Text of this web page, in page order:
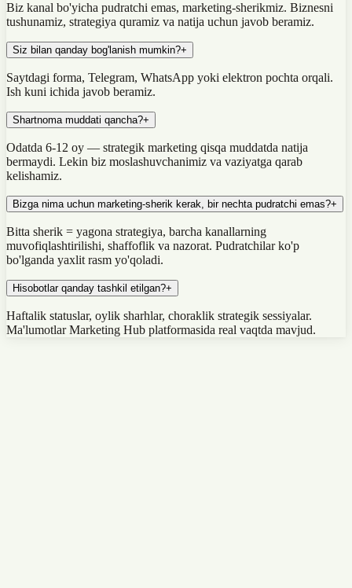
Biz kanal bo'yicha pudratchi emas, marketing-sherikmiz. Biznesni
tushunamiz, strategiya quramiz va natija uchun javob beramiz.
Siz bilan qanday bog'lanish mumkin?+
Saytdagi forma, Telegram, WhatsApp yoki elektron pochta orqali.
Ish kuni ichida javob beramiz.
Shartnoma muddati qancha?+
Odatda 6-12 oy — strategik marketing qisqa muddatda natija
bermaydi. Lekin biz moslashuvchanimiz va vaziyatga qarab
kelishamiz.
Bizga nima uchun marketing-sherik kerak, bir nechta pudratchi emas?+
Bitta sherik = yagona strategiya, barcha kanallarning
muvofiqlashtirilishi, shaffoflik va nazorat. Pudratchilar ko'p
bo'lganda yaxlit rasm yo'qoladi.
Hisobotlar qanday tashkil etilgan?+
Haftalik statuslar, oylik sharhlar, choraklik strategik sessiyalar.
Ma'lumotlar Marketing Hub platformasida real vaqtda mavjud.